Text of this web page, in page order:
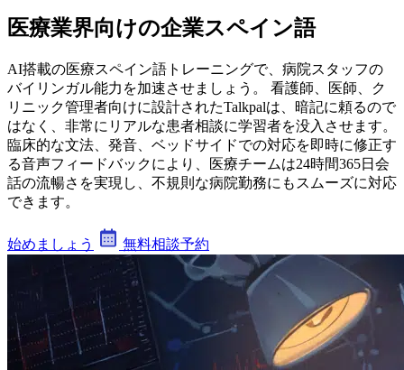
医療業界向けの企業スペイン語
AI搭載の医療スペイン語トレーニングで、病院スタッフの
バイリンガル能力を加速させましょう。 看護師、医師、ク
リニック管理者向けに設計されたTalkpalは、暗記に頼るので
はなく、非常にリアルな患者相談に学習者を没入させます。
臨床的な文法、発音、ベッドサイドでの対応を即時に修正す
る音声フィードバックにより、医療チームは24時間365日会
話の流暢さを実現し、不規則な病院勤務にもスムーズに対応
できます。
始めましょう 無料相談予約